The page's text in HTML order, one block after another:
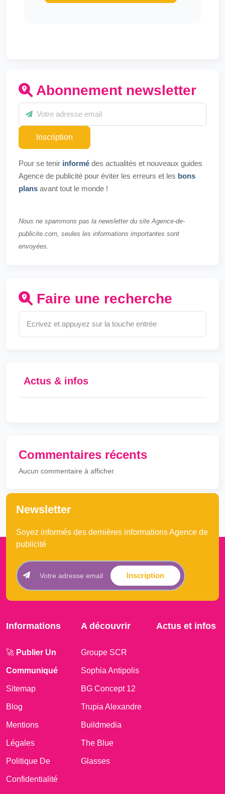
Abonnement newsletter
Inscription
Pour se tenir informé des actualités et nouveaux guides
Agence de publicité pour éviter les erreurs et les bons
plans avant tout le monde !
Nous ne spammons pas la newsletter du site Agence-de-
publicite.com, seules les informations importantes sont
envoyées.
Faire une recherche
Actus & infos
Commentaires récents
Aucun commentaire à afficher.
Newsletter
Soyez informés des dernières informations Agence de
publicité
Inscription
Informations
🚀 Publier Un
Communiqué
Sitemap
Blog
Mentions
Légales
Politique De
Confidentialité
A découvrir
Groupe SCR
Sophia Antipolis
BG Concept 12
Trupia Alexandre
Buildmedia
The Blue
Glasses
Actus et infos